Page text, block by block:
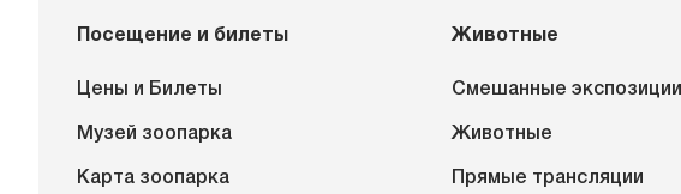
Посещение и билеты
Цены и Билеты
Музей зоопарка
Карта зоопарка
Животные
Смешанные экспозиции
Животные
Прямые трансляции